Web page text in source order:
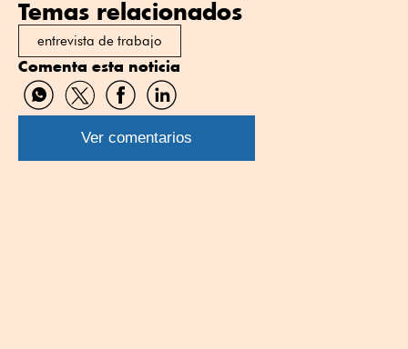
Temas relacionados
entrevista de trabajo
Comenta esta noticia
Compartir
por
WhatsApp
Compartir
por
Twitter
Compartir
por
Facebook
Compartir
por
Linkedin
Ver comentarios